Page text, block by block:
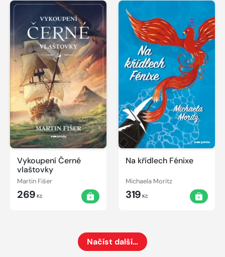
Vykoupení Černé
vlaštovky
Martin Fišer
269 Kč
Na křídlech Fénixe
Michaela Moritz
319 Kč
Načíst další…